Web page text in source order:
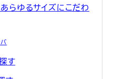
らゆるサイズにこだわ
す